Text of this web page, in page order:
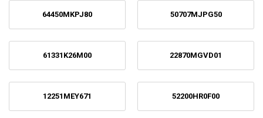
64450MKPJ80 50707MJPG50
61331K26M00 22870MGVD01
12251MEY671 52200HR0F00